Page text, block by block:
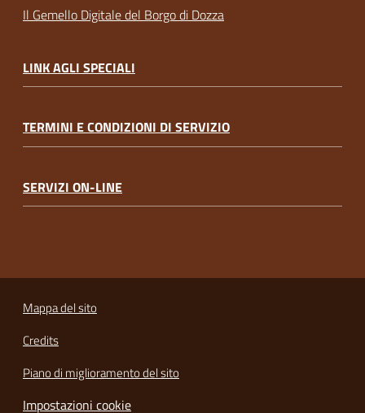
Il Gemello Digitale del Borgo di Dozza
LINK AGLI SPECIALI
TERMINI E CONDIZIONI DI SERVIZIO
SERVIZI ON-LINE
Mappa del sito
Credits
Piano di miglioramento del sito
Impostazioni cookie